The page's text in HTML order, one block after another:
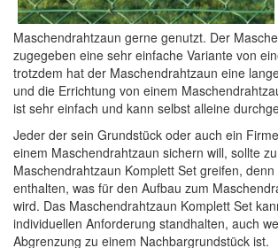
Maschendrahtzaun gerne genutzt. Der
zugegeben eine sehr einfache Variante von
trotzdem hat der Maschendrahtzaun eine
und die Errichtung von einem
ist sehr einfach und kann selbst alleine
Jeder der sein Grundstück oder auch ein
einem Maschendrahtzaun sichern will, sollte
Maschendrahtzaun Komplett Set greifen,
enthalten, was für den Aufbau zum
wird. Das Maschendrahtzaun Komplett Set
individuellen Anforderung standhalten, auch
Abgrenzung zu einem Nachbargrundstück ist.